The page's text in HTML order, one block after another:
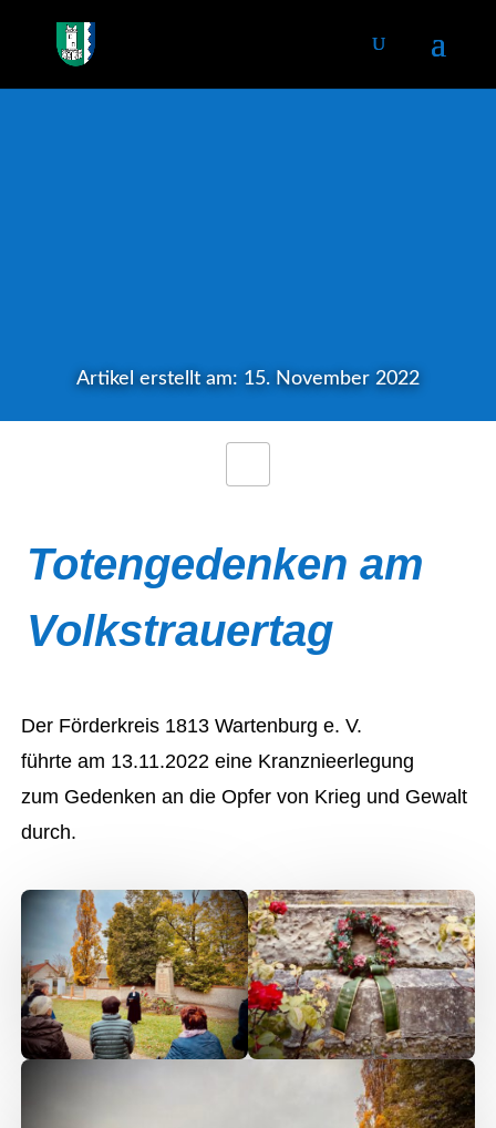
Artikel erstellt am: 15. November 2022
Totengedenken am
Volkstrauertag
Der Förderkreis 1813 Wartenburg e. V.
führte am 13.11.2022 eine Kranznieerlegung
zum Gedenken an die Opfer von Krieg und Gewalt
durch.